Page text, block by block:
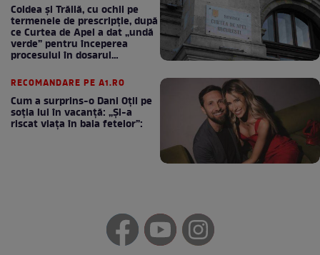
Coldea și Trăilă, cu ochii pe
termenele de prescripție, după
ce Curtea de Apel a dat „undă
verde” pentru începerea
procesului în dosarul
RECOMANDARE PE A1.RO
Cum a surprins-o Dani Oțil pe
soția lui în vacanță: „Și-a
riscat viața în baia fetelor”: